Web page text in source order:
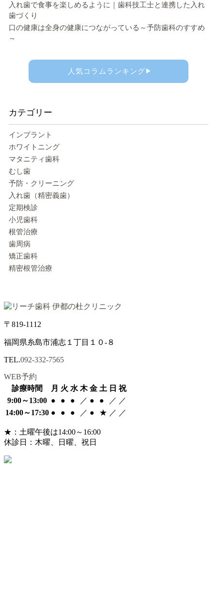
入れ歯で食事を楽しめるように｜歯科技工士と連携した入れ
歯づくり
口の健康は全身の健康につながっている～予防歯科のすすめ
～
▶
人気コラムランキング
カテゴリー
インプラント
ホワイトニング
マタニティ歯科
むし歯
予防・クリーニング
入れ歯（精密義歯）
定期検診
小児歯科
根管治療
歯周病
矯正歯科
精密根管治療
〒819-1112
福岡県糸島市浦志１丁目１０-８
TEL.092-332-7565
WEB予約
診療時間
月 火 水 木 金 土 日 祝
9:00～13:00 ● ● ● ／ ● ● ／ ／
14:00～17:30 ● ● ● ／ ● ★ ／ ／
★：土曜午後は14:00～16:00
休診日：木曜、日曜、祝日